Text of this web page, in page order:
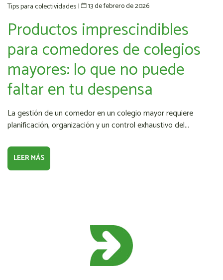
Tips para colectividades| 13 de febrero de 2026
Productos imprescindibles
para comedores de colegios
mayores: lo que no puede
faltar en tu despensa
La gestión de un comedor en un colegio mayor requiere
planificación, organización y un control exhaustivo del...
LEER MÁS